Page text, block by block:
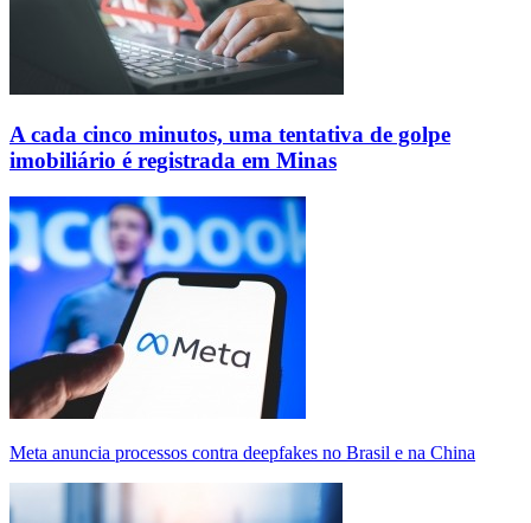
A cada cinco minutos, uma tentativa de golpe
imobiliário é registrada em Minas
Meta anuncia processos contra deepfakes no Brasil e na China